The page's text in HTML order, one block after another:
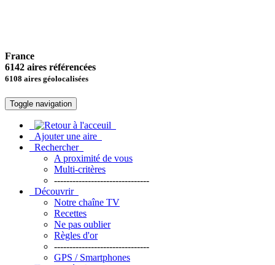
France
6142 aires référencées
6108 aires géolocalisées
Toggle navigation
Ajouter une aire
Rechercher
A proximité de vous
Multi-critères
-------------------------------
Découvrir
Notre chaîne TV
Recettes
Ne pas oublier
Règles d'or
-------------------------------
GPS / Smartphones